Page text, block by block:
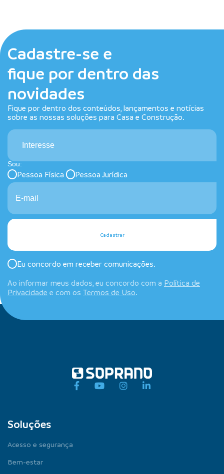
Cadastre-se e
fique por dentro das
novidades
Fique por dentro dos conteúdos, lançamentos e notícias
sobre as nossas soluções para Casa e Construção.
Interesse
Sou:
Pessoa Física Pessoa Jurídica
Cadastrar
Eu concordo em receber comunicações.
Ao informar meus dados, eu concordo com a Política de
Privacidade e com os Termos de Uso.
Soluções
Acesso e segurança
Bem-estar